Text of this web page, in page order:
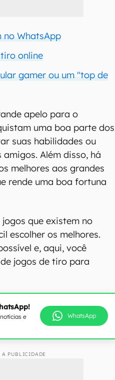
no WhatsApp
online
gamer ou um "top de
apelo para o
uma boa parte dos
suas habilidades ou
Além disso, há
melhores aos grandes
rende uma boa fortuna
que existem no
escolher os melhores.
e, aqui, você
jogos de tiro para
e
WhatsApp
A PUBLICIDADE